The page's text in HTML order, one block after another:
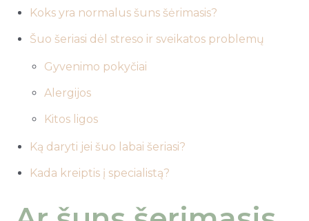
Koks yra normalus šuns šėrimasis?
Šuo šeriasi dėl streso ir sveikatos problemų
Gyvenimo pokyčiai
Alergijos
Kitos ligos
Ką daryti jei šuo labai šeriasi?
Kada kreiptis į specialistą?